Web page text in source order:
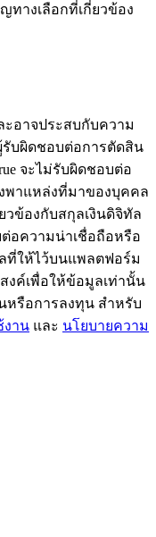
ทางเลือกที่เกี่ยวข้อง
อาจประสบกับความ
รับผิดชอบต่อการตัดสิน
จะไม่รับผิดชอบต่อ
พาแหล่งที่มาของบุคคล
ข้องกับสกุลเงินดิจิทัล
อความน่าเชื่อถือหรือ
ที่ให้ไว้บนแพลตฟอร์ม
งค์เพื่อให้ข้อมูลเท่านั้น
หรือการลงทุน สำหรับ
งาน และ นโยบายความ